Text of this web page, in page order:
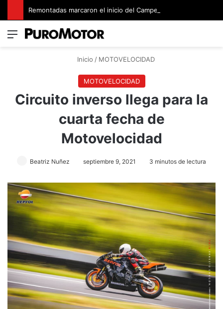
Menú
Inicio / MOTOVELOCIDAD
MOTOVELOCIDAD
Circuito inverso llega para la
cuarta fecha de
Motovelocidad
Beatriz Nuñez septiembre 9, 2021 3 minutos de lectura